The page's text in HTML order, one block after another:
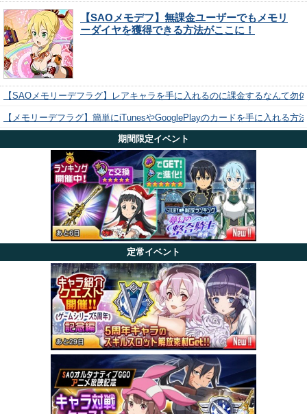
【SAOメモデフ】無課金ユーザーでもメモリ
ーダイヤを獲得できる方法がここに！
【SAOメモリーデフラグ】レアキャラを手に入れるのに課金するなんて勿
【メモリーデフラグ】簡単にiTunesやGooglePlayのカードを手に入れる方
期間限定イベント
定常イベント